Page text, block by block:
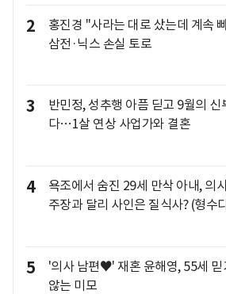
2
홍진경 "사라는 대로 샀는데 계속
삼전·닉스 손실 토로
3
반민정, 성추행 아픔 딛고 9월의 신
다…1살 연상 사업가와 결혼
4
욕조에서 숨진 29세 만삭 아내, 의
주장과 달리 사인은 질식사? (형수
5
'의사 남편♥' 재혼 윤해영, 55세 믿
않는 미모